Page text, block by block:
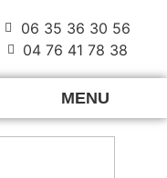
06 35 36 30 56
04 76 41 78 38
MENU